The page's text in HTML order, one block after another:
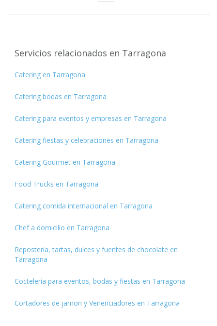
Servicios relacionados en Tarragona
Catering en Tarragona
Catering bodas en Tarragona
Catering para eventos y empresas en Tarragona
Catering fiestas y celebraciones en Tarragona
Catering Gourmet en Tarragona
Food Trucks en Tarragona
Catering comida internacional en Tarragona
Chef a domicilio en Tarragona
Reposteria, tartas, dulces y fuentes de chocolate en
Tarragona
Coctelería para eventos, bodas y fiestas en Tarragona
Cortadores de jamon y Venenciadores en Tarragona